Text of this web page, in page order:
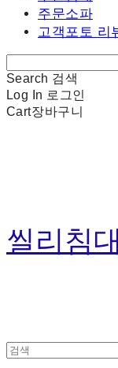
주문소파
고객포토 리
Search 검색
Log In 로그인
Cart장바구니
씰리침